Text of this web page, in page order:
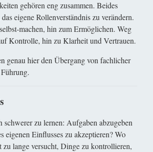
gehören eng zusammen. Beides
eigene Rollenverständnis zu verändern.
machen, hin zum Ermöglichen. Weg
Kontrolle, hin zu Klarheit und Vertrauen.
genau hier den Übergang von fachlicher
schwerer zu lernen: Aufgaben abzugeben
eigenen Einflusses zu akzeptieren? Wo
zu lange versucht, Dinge zu kontrollieren,